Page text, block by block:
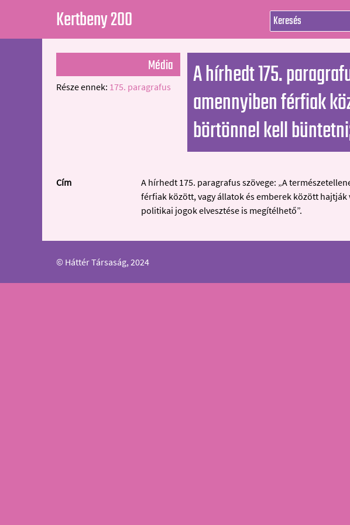
Kertbeny 200
A hírhedt 175.
amennyiben férfiak
börtönnel kell
Média
Része ennek: 175. paragrafus
Cím
A hírhedt 175. paragrafus szövege: „A
férfiak között, vagy állatok és emberek között
politikai jogok elvesztése is megítélhető”.
© Háttér Társaság, 2024